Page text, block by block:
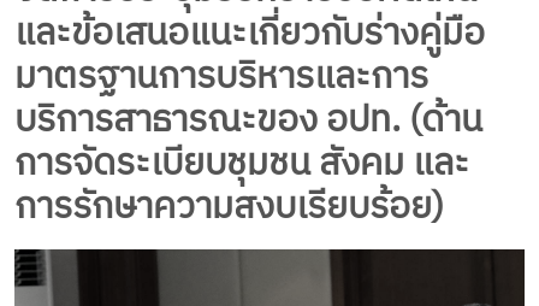
และข้อเสนอแนะเกี่ยวกับร่างคู่มือ
มาตรฐานการบริหารและการ
บริการสาธารณะของ อปท. (ด้าน
การจัดระเบียบชุมชน สังคม และ
การรักษาความสงบเรียบร้อย)